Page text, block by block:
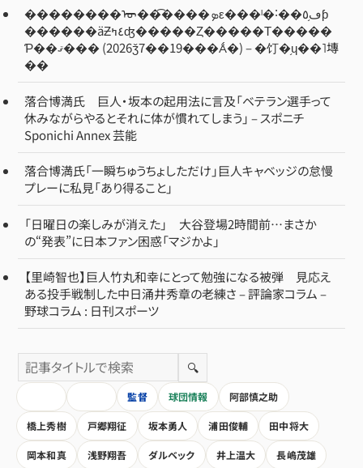
��������ᡡ��͡����ܤε���ˡ�˸��ڡ֥٥ƥ
������äƵ٤ߤʤ�����Ȥ�����Τ�����
Ƥ��ޤ��� (2026ǯ7��19���Ǻ�) – �饤�֥ɥ��˥塼
��
落合博満氏 巨人・坂本の起用法に言及「ベテラン選手って
休みながらやるとそれに体が慣れてしまう」 – スポニチ
Sponichi Annex 芸能
落合博満氏「一瞬ちゅうちょしただけ」巨人キャベッジの怠慢
プレーに私見「あり得ること」
「日曜日の楽しみが消えた」 大谷登場2時間前…まさか
の“発表”に日本ファン困惑「マジかよ」
【里崎智也】巨人竹丸和幸にとって勉強になる被弾 見応え
ある投手戦制した中日涌井秀章の老練さ – 評論家コラム –
野球コラム : 日刊スポーツ
🔍
監督 球団情報 阿部慎之助
橋上秀樹 戸郷翔征 坂本勇人 浦田俊輔 田中将大
岡本和真 浅野翔吾 ダルベック 井上温大 長嶋茂雄